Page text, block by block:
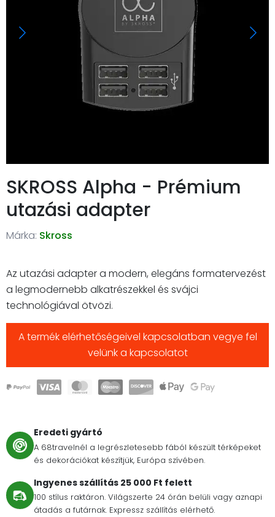
SKROSS Alpha - Prémium
utazási adapter
Márka: Skross
Az utazási adapter a modern, elegáns formatervezést
a legmodernebb alkatrészekkel és svájci
technológiával ötvözi.
A termék elérhetőségeivel kapcsolatban vegye fel
velünk a kapcsolatot
Eredeti gyártó
A 68travelnél a legrészletesebb fából készült térképeket
és dekorációkat készítjük, Európa szívében.
Ingyenes szállítás 25 000 Ft felett
100 stílus raktáron. Világszerte 24 órán belüli vagy aznapi
átadás a futárnak. Expressz szállítás elérhető.